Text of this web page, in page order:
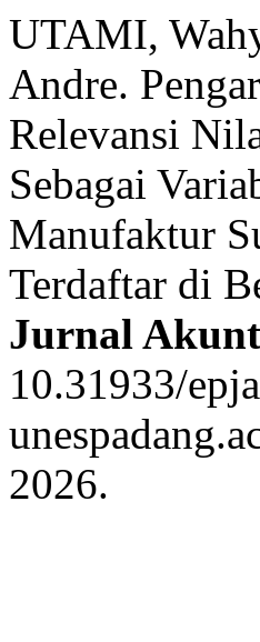
UTAMI,
Andre.
Relevansi
Sebagai
Manufaktur
Terdaftar di
Jurnal
10.31933/
2026.